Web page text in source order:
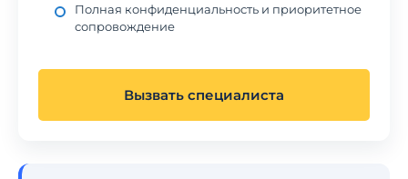
Полная конфиденциальность и приоритетное
сопровождение
Вызвать специалиста